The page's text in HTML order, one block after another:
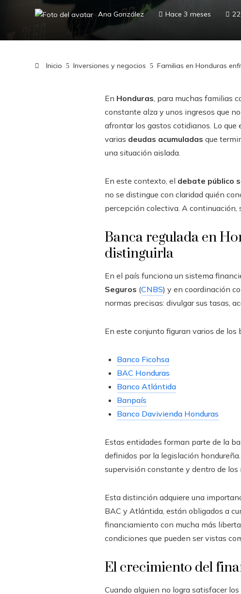
Ana González Hace 3 meses 22
Inicio Inversiones y negocios Familias en Honduras
En Honduras, para muchas familias
constante alza y unos ingresos que
afrontar los gastos cotidianos. Lo
varias deudas acumuladas que
una situación aislada.
En este contexto, el debate público
no se distingue con claridad quién
percepción colectiva. A continuación,
Banca regulada en
distinguirla
En el país funciona un sistema
Seguros (CNBS) y en coordinación
normas precisas: divulgar sus tasas,
En este conjunto figuran varios de
Banco Ficohsa
BAC Honduras
Banco Atlántida
Banpaís
Banco Davivienda Honduras
Estas entidades forman parte de la
definidos por la legislación
supervisión constante y dentro de los
Esta distinción adquiere una
BAC y Atlántida, están obligados a
financiamiento con mucha más
condiciones que pueden ser vistas
El crecimiento del
Cuando alguien no logra satisfacer